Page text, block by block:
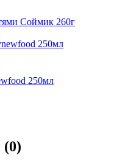
Соймик 260г
250мл